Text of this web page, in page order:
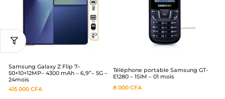
Samsung Galaxy Z Flip 7–
50+10+12MP– 4300 mAh – 6,9”– 5G –
24mois
415 000 CFA
Téléphone portable Samsung GT-
E1280 – 1SIM – 01 mois
8 000 CFA